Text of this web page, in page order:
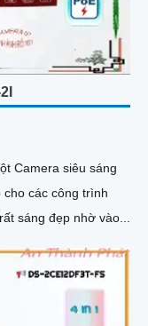
Camera siêu sáng
các công trình
cũng rất sáng đẹp nhờ vào...